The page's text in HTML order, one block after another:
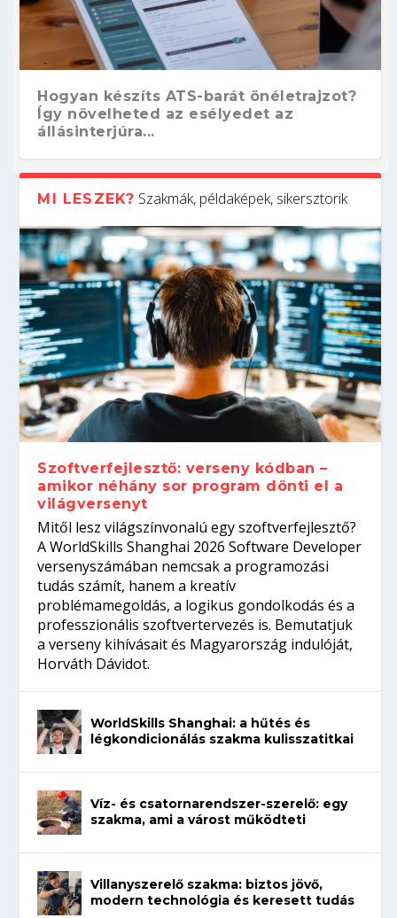
Hogyan készíts ATS-barát önéletrajzot?
Így növelheted az esélyedet az
állásinterjúra...
Kitalálod, mire használják ezeket a
gépeket?
Nem sikerült az egyetemi felvételi?
Tanulj szakmát!
Szoftverfejlesztő: verseny kódban –
amikor néhány sor program dönti el a
világversenyt...
Digitális detox – hogyan kapcsolódj ki
telefon nélkül?
MI LESZEK? Szakmák, példaképek, sikersztorik
Szoftverfejlesztő: verseny kódban –
amikor néhány sor program dönti el a
világversenyt
Mitől lesz világszínvonalú egy szoftverfejlesztő?
A WorldSkills Shanghai 2026 Software Developer
versenyszámában nemcsak a programozási
tudás számít, hanem a kreatív
problémamegoldás, a logikus gondolkodás és a
professzionális szoftvertervezés is. Bemutatjuk
a verseny kihívásait és Magyarország indulóját,
Horváth Dávidot.
WorldSkills Shanghai: a hűtés és
légkondicionálás szakma kulisszatitkai
Víz- és csatornarendszer-szerelő: egy
szakma, ami a várost működteti
Villanyszerelő szakma: biztos jövő,
modern technológia és keresett tudás